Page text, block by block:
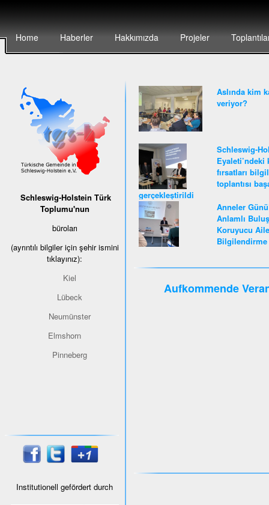
Home Haberler Hakkımızda Projeler
Schleswig-Holstein Türk
Toplumu'nun
büroları
(ayrıntılı bilgiler için şehir ismini
tıklayınız):
Kiel
Lübeck
Neumünster
Elmshorn
Pinneberg
Institutionell gefördert durch
Aslında kim
veriyor?
Schleswig-
Eyaleti’ndeki
fırsatları
toplantısı
gerçekleştirildi
Anneler
Anlamlı
Koruyucu Aile
Bilgilendirme
Aufkommende